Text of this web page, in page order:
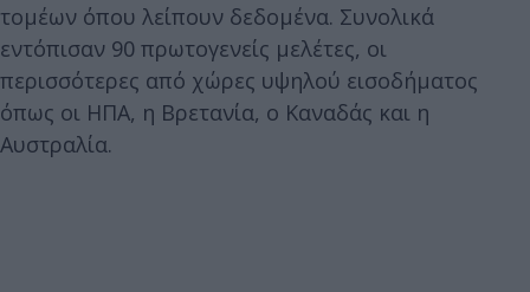
τομέων όπου λείπουν δεδομένα. Συνολικά
εντόπισαν 90 πρωτογενείς μελέτες, οι
περισσότερες από χώρες υψηλού εισοδήματος
όπως οι ΗΠΑ, η Βρετανία, ο Καναδάς και η
Αυστραλία.